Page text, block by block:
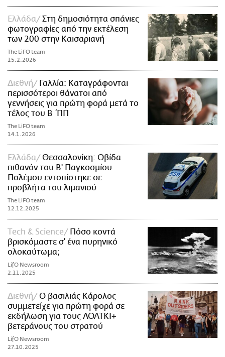
Ελλάδα
Στη δημοσιότητα σπάνιες
φωτογραφίες από την εκτέλεση
των 200 στην Καισαριανή
The LiFO team
15.2.2026
Διεθνή
Γαλλία: Καταγράφονται
περισσότεροι θάνατοι από
γεννήσεις για πρώτη φορά μετά το
τέλος του Β΄ΠΠ
The LiFO team
14.1.2026
Ελλάδα
Θεσσαλονίκη: Οβίδα
πιθανόν του Β' Παγκοσμίου
Πολέμου εντοπίστηκε σε
προβλήτα του λιμανιού
The LiFO team
12.12.2025
Τech & Science
Πόσο κοντά
βρισκόμαστε σ’ ένα πυρηνικό
ολοκαύτωμα;
LifO Newsroom
2.11.2025
Διεθνή
Ο βασιλιάς Κάρολος
συμμετείχε για πρώτη φορά σε
εκδήλωση για τους ΛΟΑΤΚΙ+
βετεράνους του στρατού
LifO Newsroom
27.10.2025